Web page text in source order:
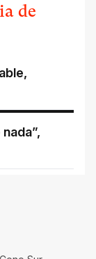
de
,
,